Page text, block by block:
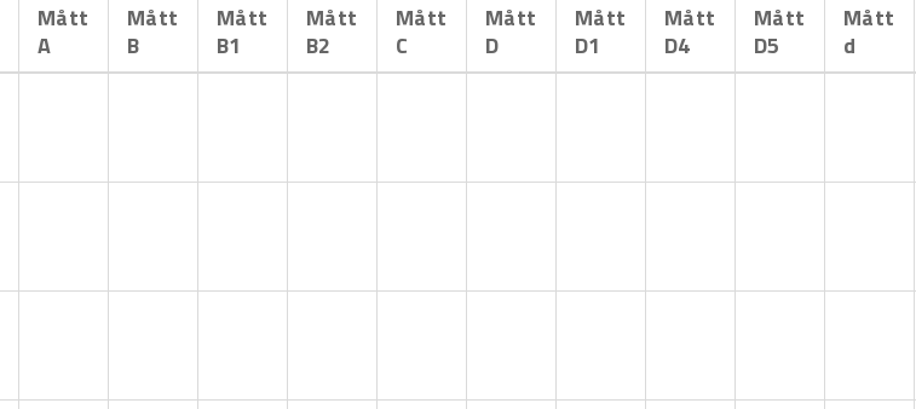
Mått
A
Mått
B
Mått
B1
Mått
B2
Mått
C
Mått
D
Mått
D1
Mått
D4
Mått
D5
Mått
d